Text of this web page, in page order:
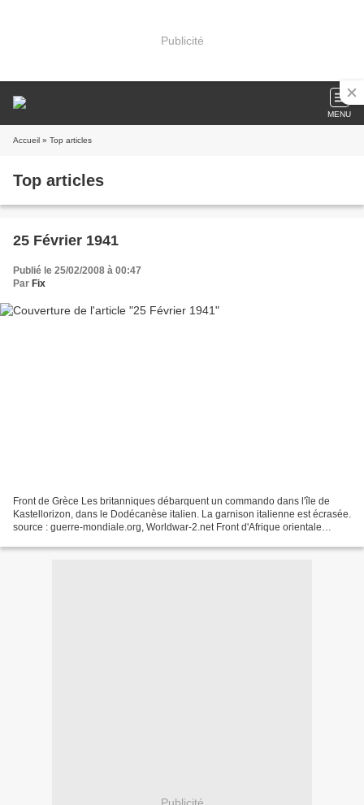
Publicité
MENU
Accueil » Top articles
Top articles
25 Février 1941
Publié le 25/02/2008 à 00:47
Par Fix
Front de Grèce Les britanniques débarquent un commando dans l'île de
Kastellorizon, dans le Dodécanèse italien. La garnison italienne est écrasée.
source : guerre-mondiale.org, Worldwar-2.net Front d'Afrique orientale